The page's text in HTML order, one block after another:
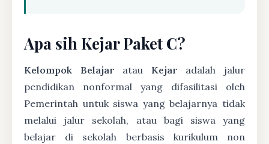
Apa sih Kejar Paket C?
Kelompok Belajar atau Kejar adalah jalur
pendidikan nonformal yang difasilitasi oleh
Pemerintah untuk siswa yang belajarnya tidak
melalui jalur sekolah, atau bagi siswa yang
belajar di sekolah berbasis kurikulum non